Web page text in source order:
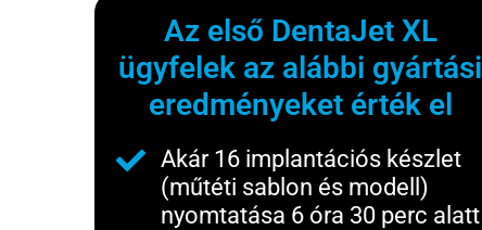
Az első DentaJet XL
ügyfelek az alábbi gyártási
eredményeket érték el
Akár 16 implantációs készlet
(műtéti sablon és modell)
nyomtatása 6 óra 30 perc alatt